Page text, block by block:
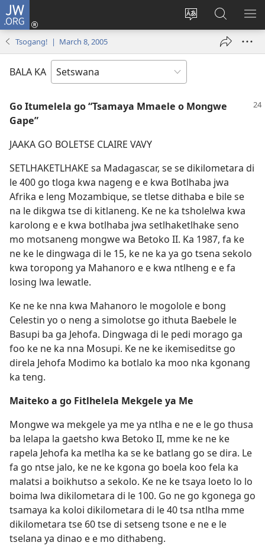
JW.ORG
Fetola
Tsena
e
Senka
JW.ORG/
Tsogang! | March 8, 2005
BALA KA
Go Itumelela go “Tsamaya Mmaele o Mongwe
Gape”
JAAKA GO BOLETSE CLAIRE VAVY
SETLHAKETLHAKE sa Madagascar, se se dikilometara di
le 400 go tloga kwa nageng e e kwa Botlhaba jwa
Afrika e leng Mozambique, se tletse dithaba e bile se
na le dikgwa tse di kitlaneng. Ke ne ka tsholelwa kwa
karolong e e kwa botlhaba jwa setlhaketlhake seno
mo motsaneng mongwe wa Betoko II. Ka 1987, fa ke
ne ke le dingwaga di le 15, ke ne ka ya go tsena sekolo
kwa toropong ya Mahanoro e e kwa ntlheng e e fa
losing lwa lewatle.
Ke ne ke nna kwa Mahanoro le mogolole e bong
Celestin yo o neng a simolotse go ithuta Baebele le
Basupi ba ga Jehofa. Dingwaga di le pedi morago ga
foo ke ne ka nna Mosupi. Ke ne ke ikemiseditse go
direla Jehofa Modimo ka botlalo ka moo nka kgonang
ka teng.
Maiteko a go Fitlhelela Mekgele ya Me
Mongwe wa mekgele ya me ya ntlha e ne e le go thusa
ba lelapa la gaetsho kwa Betoko II, mme ke ne ke
rapela Jehofa ka metlha ka se ke batlang go se dira. Le
fa go ntse jalo, ke ne ke kgona go boela koo fela ka
malatsi a boikhutso a sekolo. Ke ne ke tsaya loeto lo lo
boima lwa dikilometara di le 100. Go ne go kgonega go
tsamaya ka koloi dikilometara di le 40 tsa ntlha mme
dikilometara tse 60 tse di setseng tsone e ne e le
tselana ya dinao e e mo dithabeng.